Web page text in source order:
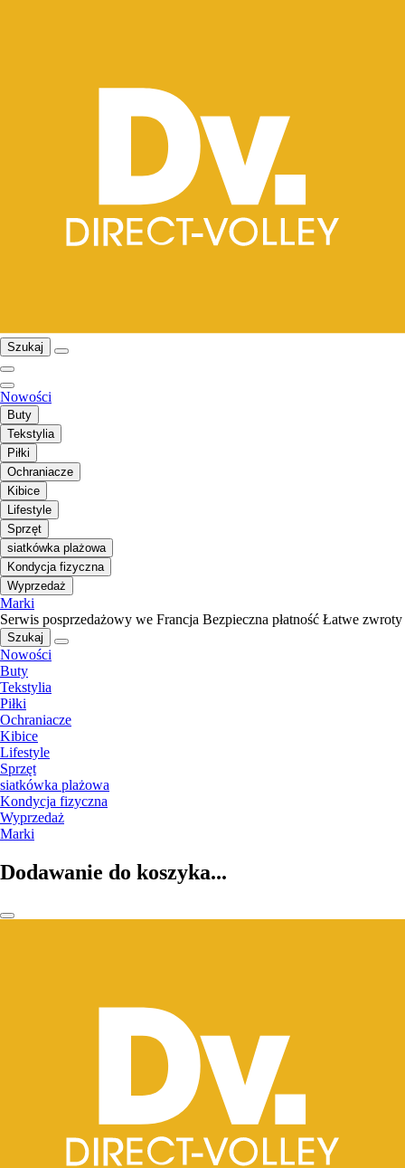
Szukaj
Nowości
Buty
Tekstylia
Piłki
Ochraniacze
Kibice
Lifestyle
Sprzęt
siatkówka plażowa
Kondycja fizyczna
Wyprzedaż
Marki
Serwis posprzedażowy we Francja Bezpieczna płatność Łatwe zwroty
Szukaj
Nowości
Buty
Tekstylia
Piłki
Ochraniacze
Kibice
Lifestyle
Sprzęt
siatkówka plażowa
Kondycja fizyczna
Wyprzedaż
Marki
Dodawanie do koszyka...